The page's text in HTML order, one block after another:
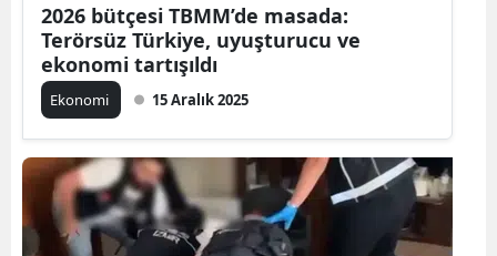
2026 bütçesi TBMM’de masada:
Terörsüz Türkiye, uyuşturucu ve
ekonomi tartışıldı
Ekonomi 15 Aralık 2025